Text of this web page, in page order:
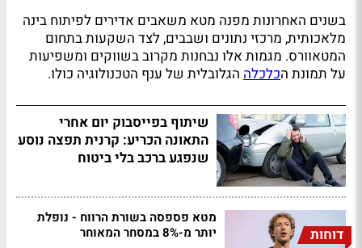
בשנים האחרונות מפנה מטא משאבים אדירים לפיתוח בינה
מלאכותית, מרכזי נתונים ושבבים, לצד השקעות בתחום
המטאוורס. מגמות אלו נבחנות מקרוב בשווקים ומשפיעות
על תמונת הכלכלה הגלובלית של ענף הטכנולוגיה כולו.
שיתוף בפייסבוק יום אחרי
התאונה הכריע: קרנית תפצה נוסע
שנפגע ברכב בלי ביטוח
דוחות
מטא פספסה בשורת הרווח - נופלת
יותר מ-8% במסחר המאוחר